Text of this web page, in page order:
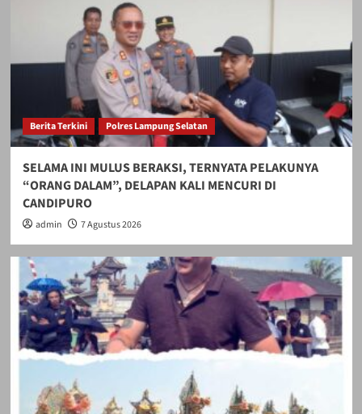
Berita Terkini Polres Lampung Selatan
SELAMA INI MULUS BERAKSI, TERNYATA PELAKUNYA
“ORANG DALAM”, DELAPAN KALI MENCURI DI
CANDIPURO
admin 7 Agustus 2026